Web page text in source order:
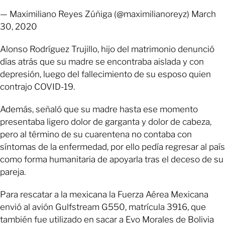
— Maximiliano Reyes Zúñiga (@maximilianoreyz) March
30, 2020
Alonso Rodríguez Trujillo, hijo del matrimonio denunció
días atrás que su madre se encontraba aislada y con
depresión, luego del fallecimiento de su esposo quien
contrajo COVID-19.
Además, señaló que su madre hasta ese momento
presentaba ligero dolor de garganta y dolor de cabeza,
pero al término de su cuarentena no contaba con
síntomas de la enfermedad, por ello pedía regresar al país
como forma humanitaria de apoyarla tras el deceso de su
pareja.
Para rescatar a la mexicana la Fuerza Aérea Mexicana
envió al avión Gulfstream G550, matrícula 3916, que
también fue utilizado en sacar a Evo Morales de Bolivia